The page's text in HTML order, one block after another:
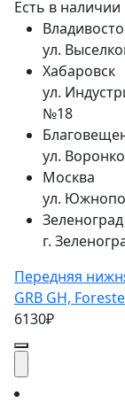
Есть в наличии
ул.
Хабаровск
ул.
№18
ул.
Москва
ул.
Зеленоград
г.
Передняя
GRB GH,
6130₽